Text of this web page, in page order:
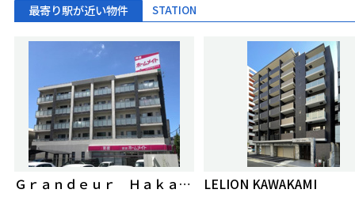
最寄り駅が近い物件 STATION
Ｇｒａｎｄｅｕｒ Ｈａｋａｔａ（グランドゥールハカタ）
LELION KAWAKAMI